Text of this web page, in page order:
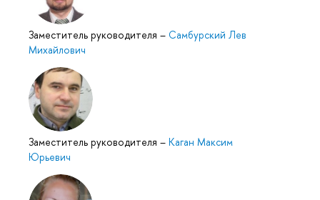
Заместитель руководителя – Самбурский Лев
Михайлович
Заместитель руководителя – Каган Максим
Юрьевич